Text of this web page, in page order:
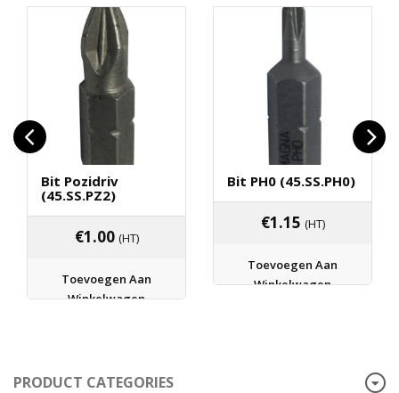
Bit Pozidriv
(45.SS.PZ2)
€1.00 (HT)
Toevoegen Aan
Winkelwagen
Bit PH0 (45.SS.PH0)
€1.15 (HT)
Toevoegen Aan
Winkelwagen
PRODUCT CATEGORIES